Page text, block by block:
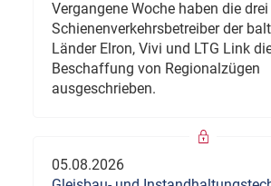
Vergangene Woche haben die
Schienenverkehrsbetreiber der
Länder Elron, Vivi und LTG Link
Beschaffung von Regionalzügen
ausgeschrieben.
05.08.2026